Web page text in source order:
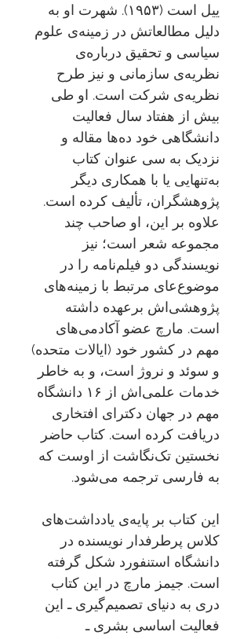
ییل است (۱۹۵۳). شهرت او به
دلیل مطالعاتش در زمینه‌ی علوم
سیاسی و تحقیق درباره‌ی
نظریه‌ی سازمانی و نیز طرح
نظریه‌ی شرکت است. او طی
بیش از هفتاد سال فعالیت
دانشگاهی خود ده‌ها مقاله و
نزدیک به سی عنوان کتاب
به‌تنهایی یا با همکاری دیگر
پژوهشگران، تألیف کرده است.
علاوه بر این، او صاحب چند
مجموعه شعر است؛ نیز
نویسندگی دو فیلم‌نامه را در
موضوع‌عای مرتبط با زمینه‌های
پژوهشی‌اش برعهده داشته
است. مارچ عضو آکادمی‌های
مهم در کشور خود (ایالات متحده)
و سوئد و نروژ است، و به خاطر
خدمات علمی‌اش از ۱۶ دانشگاه
مهم در جهان دکترای افتخاری
دریافت کرده است. کتاب حاضر
نخستین تک‌نگاشت از اوست که
به فارسی ترجمه می‌شود.
این کتاب بر پایه‌ی یادداشت‌های
کلاس پرطرفدار نویسنده در
دانشگاه استنفورد شکل گرفته
است. جیمز مارچ در این کتاب
دری به دنیای تصمیم‌گیری‌ ـ این
فعالیت اساسی بشری ـ